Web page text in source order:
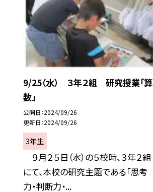
9/25（水） ３年２組 研究授業「算
数」
公開日 2024/09/26
更新日 2024/09/26
3年生
９月２５日（水）の５校時、３年２組
にて、本校の研究主題である「思考
力・判断力・...